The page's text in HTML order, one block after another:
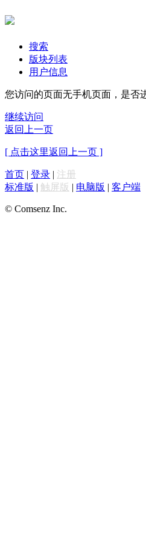
搜索
版块列表
用户信息
您访问的页面无手机页面，是否
继续访问
返回上一页
[ 点击这里返回上一页 ]
首页 | 登录 | 注册
标准版 | 触屏版 | 电脑版 | 客户端
© Comsenz Inc.